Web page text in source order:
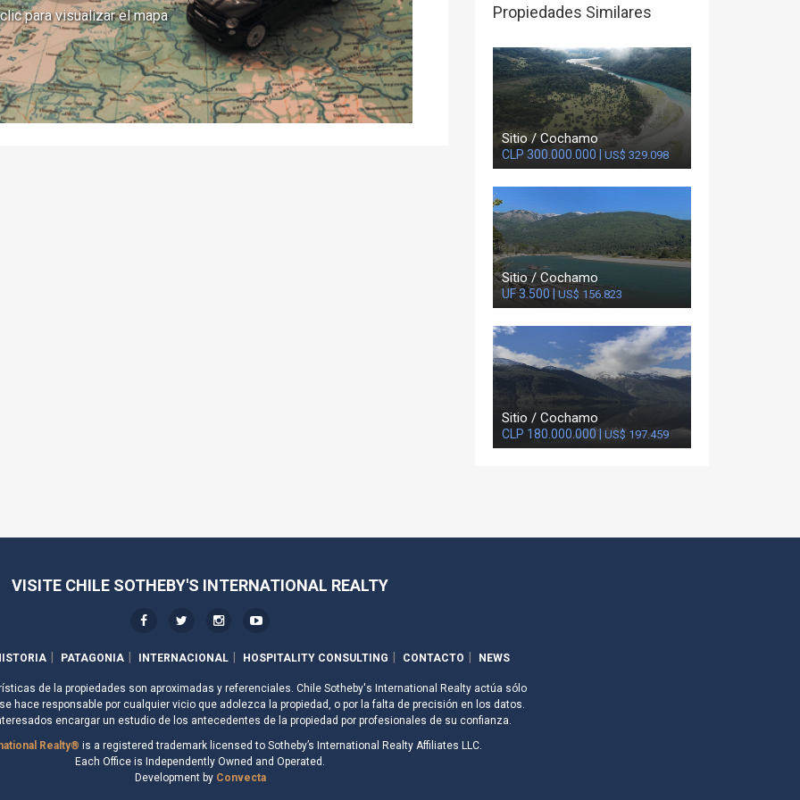
para visualizar el mapa Propiedades Similares
Sitio / Cochamo
CLP 300.000.000 | US$ 329.098
Sitio / Cochamo
UF 3.500 | US$ 156.823
Sitio / Cochamo
CLP 180.000.000 | US$ 197.459
VISITE CHILE SOTHEBY'S INTERNATIONAL REALTY
PATAGONIA INTERNACIONAL HOSPITALITY CONSULTING CONTACTO NEWS
de la propiedades son aproximadas y referenciales. Chile Sotheby's International Realty actúa sólo
hace responsable por cualquier vicio que adolezca la propiedad, o por la falta de precisión en los datos.
encargar un estudio de los antecedentes de la propiedad por profesionales de su confianza.
Realty® is a registered trademark licensed to Sotheby’s International Realty Affiliates LLC.
Each Office is Independently Owned and Operated.
Development by Convecta